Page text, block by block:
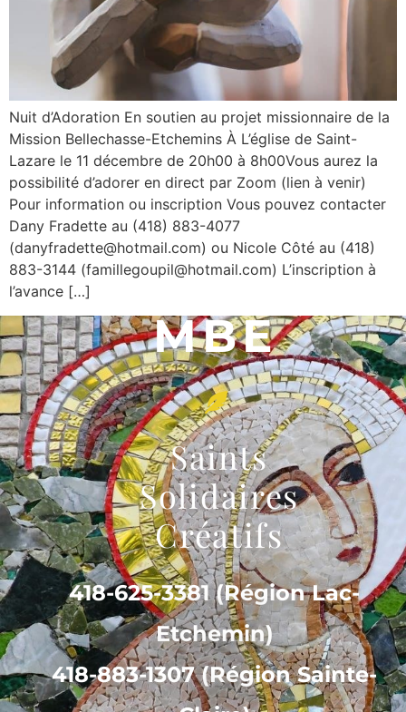
Nuit d’Adoration En soutien au projet missionnaire de la
Mission Bellechasse-Etchemins À L’église de Saint-
Lazare le 11 décembre de 20h00 à 8h00Vous aurez la
possibilité d’adorer en direct par Zoom (lien à venir)
Pour information ou inscription Vous pouvez contacter
Dany Fradette au (418) 883-4077
(danyfradette@hotmail.com) ou Nicole Côté au (418)
883-3144 (famillegoupil@hotmail.com) L’inscription à
l’avance […]
MBE
Saints
Solidaires
Créatifs
418-625-3381 (Région Lac-
Etchemin)
418-883-1307 (Région Sainte-